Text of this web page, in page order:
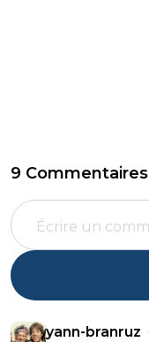
9 Commentaires
yann-branruz